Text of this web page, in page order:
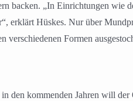
backen. „In Einrichtungen wie
erklärt Hüskes. Nur über
verschiedenen Formen
den kommenden Jahren will